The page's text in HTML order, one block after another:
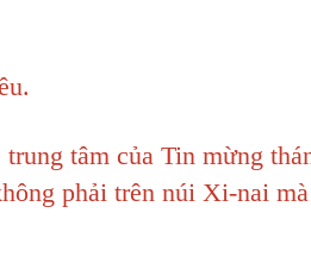
tâm của Tin mừng
phải trên núi Xi-nai mà